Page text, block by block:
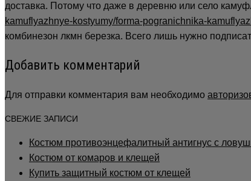
доставка. Потому что даже в деревню или село
kamuflyazhnye-kostyumy/forma-pogranichnika-
комбинезон лкмн березка. Всего лишь нужно
Добавить комментарий
Для отправки комментария вам необходимо
СВЕЖИЕ ЗАПИСИ
Костюм противоэнцефалитный антигнус с
Костюм от комаров и клещей
Купить защитный костюм от клещей